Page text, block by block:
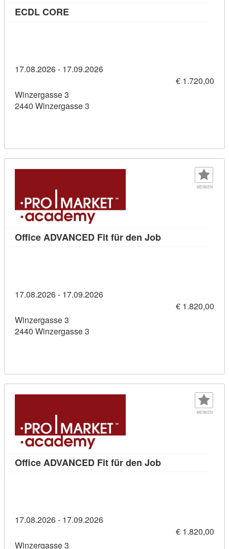
ECDL CORE
17.08.2026 - 17.09.2026
€ 1.720,00
Winzergasse 3
2440 Winzergasse 3
MERKEN
Office ADVANCED Fit für den JobKursdetail:
17.08.2026 - 17.09.2026
€ 1.820,00
Winzergasse 3
2440 Winzergasse 3
MERKEN
Office ADVANCED Fit für den JobKursdetail:
17.08.2026 - 17.09.2026
€ 1.820,00
Winzergasse 3